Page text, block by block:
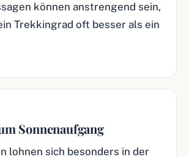
können anstrengend sein,
Trekkingrad oft besser als ein
Sonnenaufgang
lohnen sich besonders in der